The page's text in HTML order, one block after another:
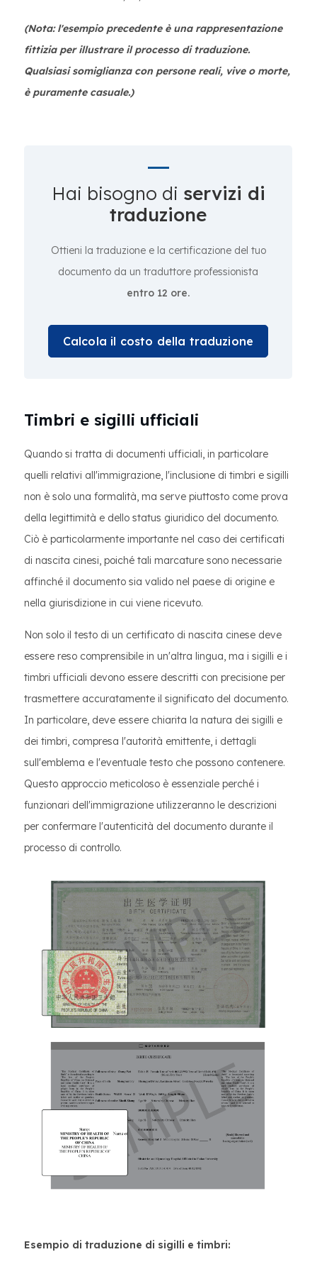
(Nota: l'esempio precedente è una rappresentazione
fittizia per illustrare il processo di traduzione.
Qualsiasi somiglianza con persone reali, vive o morte,
è puramente casuale.)
Hai bisogno di servizi di
traduzione
Ottieni la traduzione e la certificazione del tuo
documento da un traduttore professionista
entro 12 ore.
Calcola il costo della traduzione
Timbri e sigilli ufficiali
Quando si tratta di documenti ufficiali, in particolare
quelli relativi all'immigrazione, l'inclusione di timbri e sigilli
non è solo una formalità, ma serve piuttosto come prova
della legittimità e dello status giuridico del documento.
Ciò è particolarmente importante nel caso dei certificati
di nascita cinesi, poiché tali marcature sono necessarie
affinché il documento sia valido nel paese di origine e
nella giurisdizione in cui viene ricevuto.
Non solo il testo di un certificato di nascita cinese deve
essere reso comprensibile in un'altra lingua, ma i sigilli e i
timbri ufficiali devono essere descritti con precisione per
trasmettere accuratamente il significato del documento.
In particolare, deve essere chiarita la natura dei sigilli e
dei timbri, compresa l'autorità emittente, i dettagli
sull'emblema e l'eventuale testo che possono contenere.
Questo approccio meticoloso è essenziale perché i
funzionari dell'immigrazione utilizzeranno le descrizioni
per confermare l'autenticità del documento durante il
processo di controllo.
Esempio di traduzione di sigilli e timbri: